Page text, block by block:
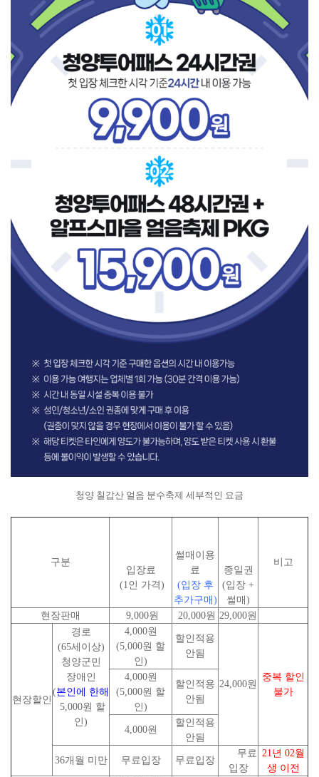
청양 칠갑산 얼음 분수축제 세부적인 요금
구분
입장료
(1인 가격)
썰매이용
료
(입장 후
추가구매)
종일권
(입장 +
썰매)
비고
현장판매 9,000원 20,000원 29,000원
현장할인
경로
(65세이상)
청양군민
장애인
(본인에 한해
5,000원 할
인)
4,000원
(5,000원 할
인)
할인적용
안됨
24,000원
중복 할인
불가
4,000원
(5,000원 할
인)
할인적용
안됨
4,000원
할인적용
안됨
36개월 미만 무료입장 무료입장
무료
입장
21 년 02월
생 이전